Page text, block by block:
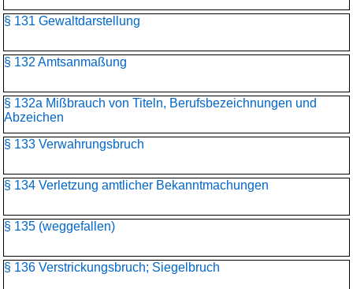
§ 131 Gewaltdarstellung
§ 132 Amtsanmaßung
§ 132a Mißbrauch von Titeln, Berufsbezeichnungen und
Abzeichen
§ 133 Verwahrungsbruch
§ 134 Verletzung amtlicher Bekanntmachungen
§ 135 (weggefallen)
§ 136 Verstrickungsbruch; Siegelbruch